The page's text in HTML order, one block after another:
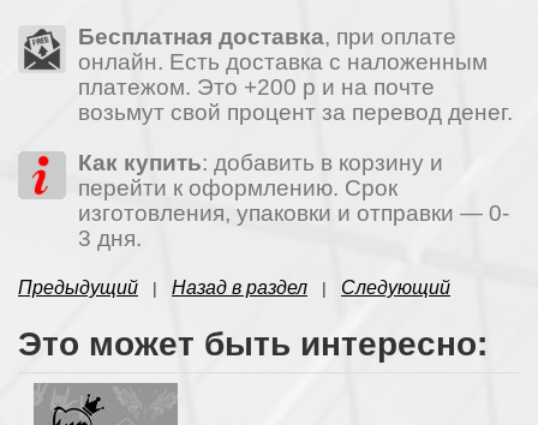
Бесплатная доставка, при оплате
онлайн. Есть доставка с наложенным
платежом. Это +200 р и на почте
возьмут свой процент за перевод денег.
Как купить: добавить в корзину и
перейти к оформлению. Срок
изготовления, упаковки и отправки — 0-
3 дня.
Предыдущий | Назад в раздел | Следующий
Это может быть интересно: